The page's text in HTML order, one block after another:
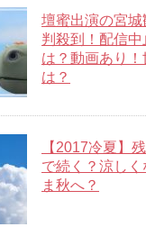
壇蜜出演の宮
判殺到！配信中
は？動画あり
は？
【2017冷夏】
で続く？涼しく
ま秋へ？